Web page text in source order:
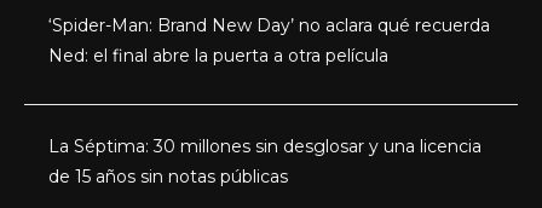
‘Spider-Man: Brand New Day’ no aclara qué recuerda
Ned: el final abre la puerta a otra película
La Séptima: 30 millones sin desglosar y una licencia
de 15 años sin notas públicas